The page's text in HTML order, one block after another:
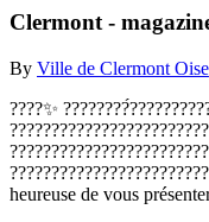
Clermont -
By Ville de Clermont Oise
????✨
heureuse de vous